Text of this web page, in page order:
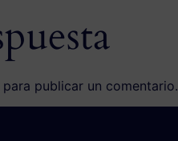
para publicar un comentario.